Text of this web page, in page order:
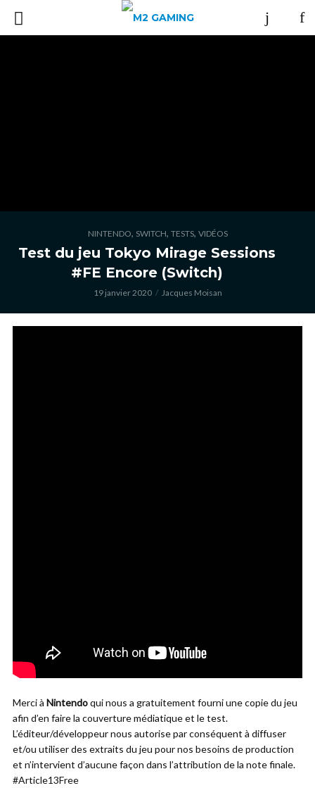
NINTENDO, SWITCH, TESTS, VIDÉOS
Test du jeu Tokyo Mirage Sessions
#FE Encore (Switch)
19 janvier 2020 Jacques Moisan
Merci à Nintendoqui nous a gratuitement fourni une copie du jeu
afin d’en faire la couverture médiatique et le test.
L’éditeur/développeur nous autorise par conséquent à diffuser
et/ou utiliser des extraits du jeu pour nos besoins de production
et n’intervient d’aucune façon dans l’attribution de la note finale.
#Article13Free